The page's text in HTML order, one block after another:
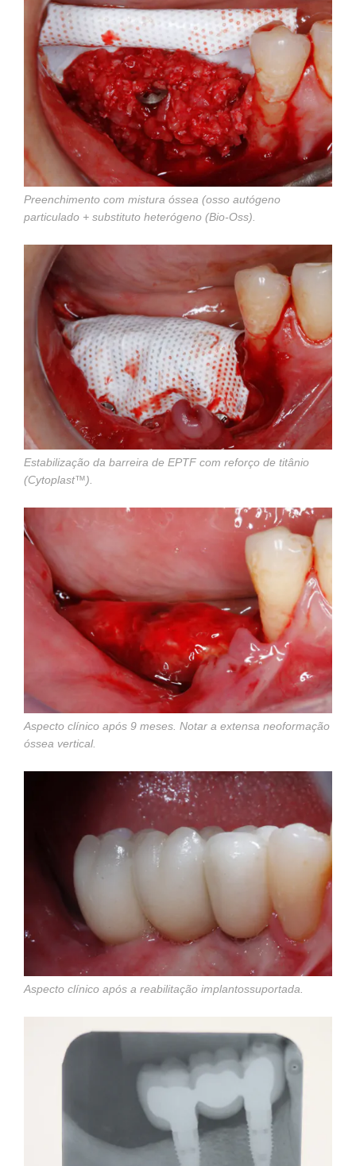
Preenchimento com mistura óssea (osso autógeno
particulado + substituto heterógeno (Bio-Oss).
Estabilização da barreira de EPTF com reforço de titânio
(Cytoplast™).
Aspecto clínico após 9 meses. Notar a extensa neoformação
óssea vertical.
Aspecto clínico após a reabilitação implantossuportada.